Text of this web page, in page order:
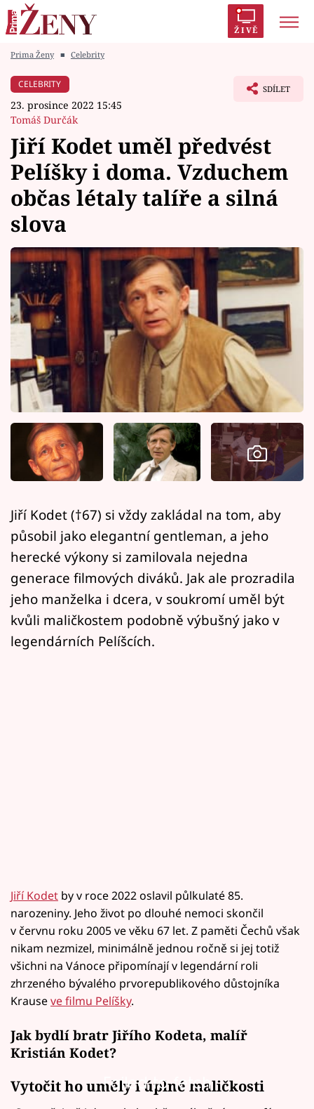
ŽIVĚ
Módní alarm
Témata
Celebrity
Vztahy
Seriály
Horoskopy
Sledujte prima+
Filmový festival Karlovy Vary
Pořady
Mámy sobě
Sledujte nás
Prima Ženy ■ Celebrity
CELEBRITY
23. prosince 2022 15:45
Tomáš Durčák
SDÍLET
Jiří Kodet uměl předvést
Pelíšky i doma. Vzduchem
občas létaly talíře a silná
slova
Jiří Kodet (†67) si vždy zakládal na tom, aby
působil jako elegantní gentleman, a jeho
herecké výkony si zamilovala nejedna
generace filmových diváků. Jak ale prozradila
jeho manželka i dcera, v soukromí uměl být
kvůli maličkostem podobně výbušný jako v
legendárních Pelíšcích.
Jiří Kodet by v roce 2022 oslavil půlkulaté 85.
narozeniny. Jeho život po dlouhé nemoci skončil
v červnu roku 2005 ve věku 67 let. Z paměti Čechů však
nikam nezmizel, minimálně jednou ročně si jej totiž
všichni na Vánoce připomínají v legendární roli
zhrzeného bývalého prvorepublikového důstojníka
Krauseve filmu Pelíšky.
Jak bydlí bratr Jiřího Kodeta, malíř
Kristián Kodet?
Failed to fetch
Vytočit ho uměly i úplné maličkosti